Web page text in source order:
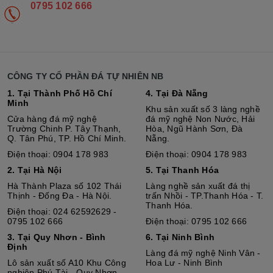
0795 102 666
CÔNG TY CỔ PHẦN ĐÁ TỰ NHIÊN NB
1. Tại Thành Phố Hồ Chí
Minh
Cửa hàng đá mỹ nghệ
Trường Chinh P. Tây Thạnh,
Q. Tân Phú, TP. Hồ Chí Minh.
Điện thoại: 0904 178 983
2. Tại Hà Nội
Hà Thành Plaza số 102 Thái
Thịnh - Đống Đa - Hà Nội.
Điện thoại: 024 62592629 -
0795 102 666
3. Tại Quy Nhơn - Bình
Định
Lô sản xuất số A10 Khu Công
4. Tại Đà Nẵng
Khu sản xuất số 3 làng nghề
đá mỹ nghệ Non Nước, Hải
Hòa, Ngũ Hành Sơn, Đà
Nẵng.
Điện thoại: 0904 178 983
5. Tại Thanh Hóa
Làng nghề sản xuất đá thị
trấn Nhồi - TP.Thanh Hóa - T.
Thanh Hóa.
Điện thoại: 0795 102 666
6. Tại Ninh Bình
Làng đá mỹ nghệ Ninh Vân -
Hoa Lư - Ninh Bình